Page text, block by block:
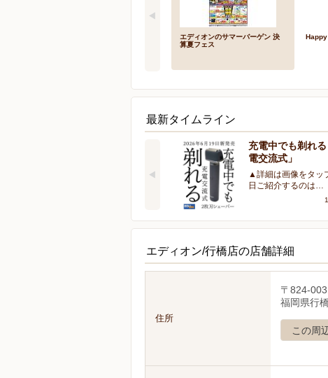
エディオンのサマーバーゲン 決
算夏フェス
最新タイムライン
充電中でも剃れ
電交流式」
▲詳細は画像をタッ
日ご紹介するのは…
エディオン/行橋店の店舗詳細
住所
〒824-
福岡県行
この周